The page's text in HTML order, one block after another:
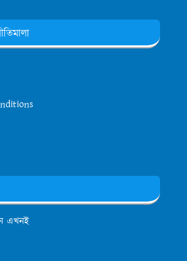
এখনই